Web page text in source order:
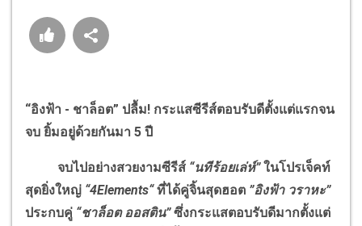
“อิงฟ้า - ชาล็อต” ปลื้ม! กระแสซีรีส์ตอบรับดีตั้งแต่แรกจน
จบ ยิ้มอยู่ด้วยกันมา 5 ปี
จบไปอย่างสวยงามซีรีส์ “นทีร้อยเล่ห์”ในโปรเจ็คท์
สุดยิ่งใหญ่ “4Elements“ ที่ได้คู่จิ้นสุดฮอต ”อิงฟ้า วราหะ”
ประกบคู่ “ชาล็อต ออสติน”ซึ่งกระแสตอบรับดีมากตั้งแต่